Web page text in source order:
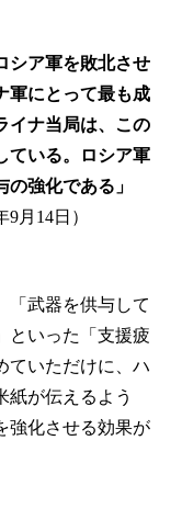
シア軍を敗北させ
軍にとって最も成
イナ当局は、この
ている。ロシア軍
強化である」
月14日）
「武器を供与して
といった「支援疲
ていただけに、ハ
紙が伝えるよう
強化させる効果が